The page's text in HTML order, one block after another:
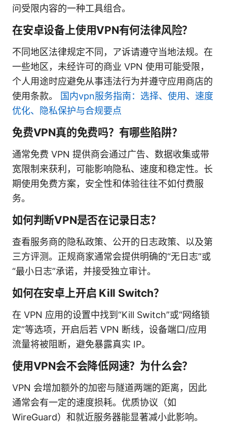
问受限内容的一种工具组合。
在安卓设备上使用VPN有何法律风险？
不同地区法律规定不同，ア诉请遵守当地法规。在
一些地区，未经许可的商业 VPN 使用可能受限，
个人用途时应避免从事违法行为并遵守应用商店的
使用条款。
国内vpn服务指南：选择、使用、速度
优化、隐私保护与合规要点
免费VPN真的免费吗？有哪些陷阱？
通常免费 VPN 提供商会通过广告、数据收集或带
宽限制来获利，可能影响隐私、速度和稳定性。长
期使用免费方案，安全性和体验往往不如付费服
务。
如何判断VPN是否在记录日志？
查看服务商的隐私政策、公开的日志政策、以及第
三方评测。正规商家通常会提供明确的“无日志”或
“最小日志”承诺，并接受独立审计。
如何在安卓上开启 Kill Switch？
在 VPN 应用的设置中找到“Kill Switch”或“网络锁
定”等选项，开启后若 VPN 断线，设备端口/应用
流量将被阻断，避免暴露真实 IP。
使用VPN会不会降低网速？为什么会？
VPN 会增加额外的加密与隧道两端的距离，因此
通常会有一定的速度损耗。优质协议（如
WireGuard）和就近服务器能显著减小此影响。